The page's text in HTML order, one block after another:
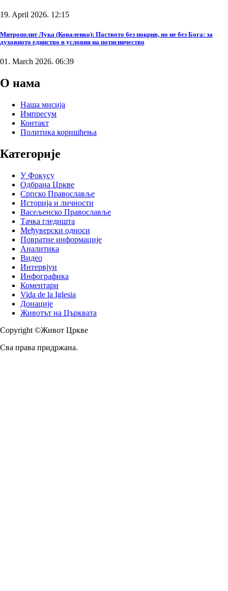
19. April 2026. 12:15
Митрополит Лука (Коваленко): Паството без покрив, но не без Бога: за
духовното единство в условия на потисничество
01. March 2026. 06:39
О нама
Наша мисија
Импресум
Контакт
Политика коришћења
Категорије
У Фокусу
Одбрана Цркве
Српско Православље
Историја и личности
Васељенско Православље
Тачка гледишта
Међуверски односи
Повратне информације
Аналитика
Видео
Интервјуи
Инфографика
Коментари
Vida de la Iglesia
Донације
Животът на Църквата
Copyright ©Живот Цркве
Сва права придржана.